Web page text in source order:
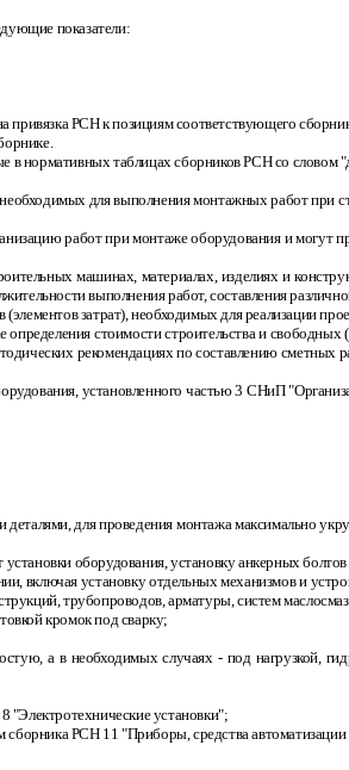
показатели:
привязка РСН к позициям соответствующего
в нормативных таблицах сборников РСН со словом
для выполнения монтажных работ
работ при монтаже оборудования и могут
машинах, материалах, изделиях и
выполнения работ, составления
(элементов затрат), необходимых для реализации
стоимости строительства и
рекомендациях по составлению
установленного частью 3 СНиП
для проведения монтажа максимально
оборудования, установку анкерных
включая установку отдельных механизмов и
трубопроводов, арматуры, систем
кромок под сварку;
а в необходимых случаях -под нагрузкой,
установки";
РСН 11 "Приборы, средства